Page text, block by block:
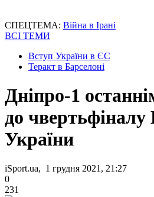
СПЕЦТЕМА: Війна в Ірані
ВСІ ТЕМИ
Вступ України в ЄС
Теракт в Барселоні
Дніпро-1
до чвертьфіналу
України
iSport.ua, 1 грудня 2021, 21:27
0
231